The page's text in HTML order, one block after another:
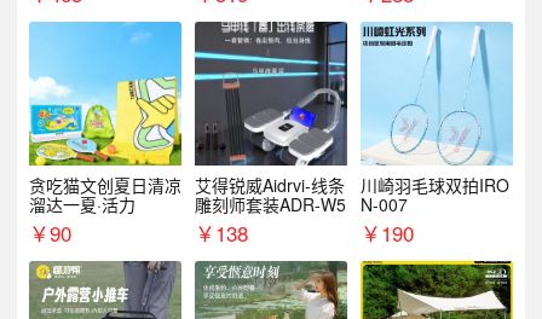
贪吃猫文创夏日清凉
溜达一夏·活力
￥90
艾得锐威Aidrvi-线条
雕刻师套装ADR-W5
￥138
川崎羽毛球双拍IRO
N-007
￥190